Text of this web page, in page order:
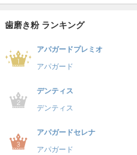
歯磨き粉 ランキング
アパガードプレミオ
アパガード
デンティス
デンティス
アパガードセレナ
アパガード